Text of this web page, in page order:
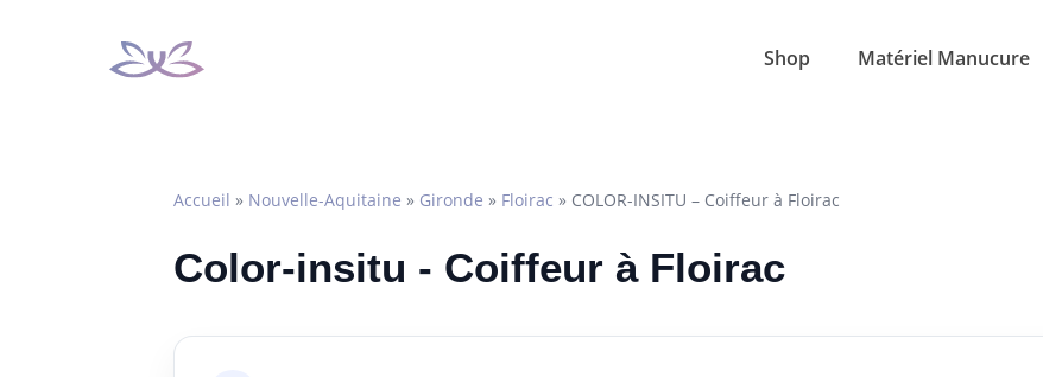
Shop Matériel Manucure
Accueil » Nouvelle-Aquitaine » Gironde » Floirac » COLOR-INSITU – Coiffeur à Floirac
Color-insitu - Coiffeur à Floirac